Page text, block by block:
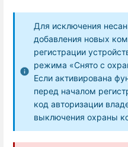
Для исключения
добавления новых
регистрации
режима «Снято с
Если активирована
перед началом
код авторизации
выключения охраны